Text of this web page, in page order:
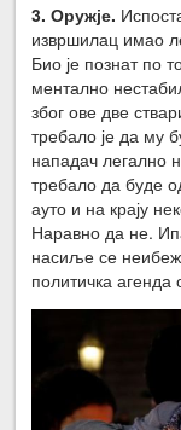
3. Оружје.
извршилац имао
Био је познат по
ментално
због ове две
требало је да му
нападач легално
требало да буде
ауто и на крају
Наравно да не.
насиље се
политичка агенда